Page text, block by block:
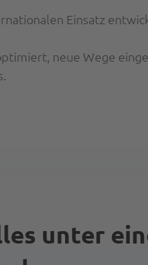
Einsatz
neue Wege
unter